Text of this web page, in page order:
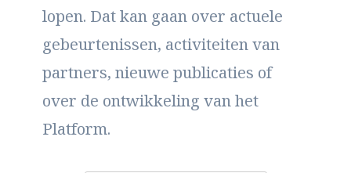
lopen. Dat kan gaan over actuele
gebeurtenissen, activiteiten van
partners, nieuwe publicaties of
over de ontwikkeling van het
Platform.